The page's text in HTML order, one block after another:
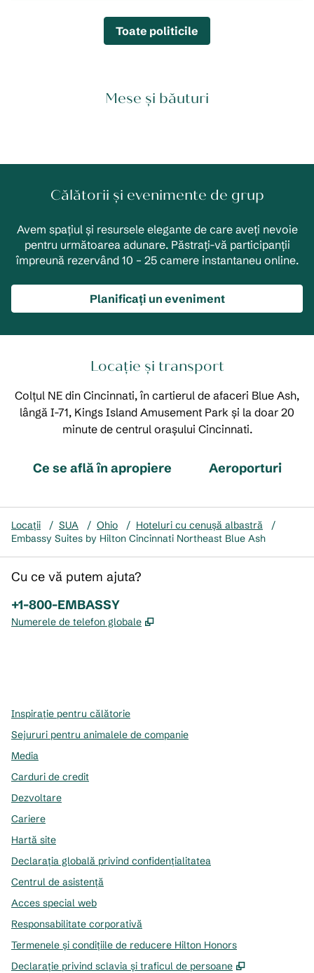
Toate politicile
Mese și băuturi
Călătorii și evenimente de grup
Avem spațiul și resursele elegante de care aveți nevoie
pentru următoarea adunare. Păstrați-vă participanții
împreună rezervând 10 – 25 camere instantaneu online.
Planificați un eveniment
Locație și transport
Colțul NE din Cincinnati, în cartierul de afaceri Blue Ash,
lângă I-71, Kings Island Amusement Park și la doar 20
minute de centrul orașului Cincinnati.
Ce se află în apropiere Aeroporturi
Locații / SUA / Ohio / Hoteluri cu cenușă albastră
/
Embassy Suites by Hilton Cincinnati Northeast Blue Ash
Cu ce vă putem ajuta?
Telefon:
+1-800-EMBASSY
Numerele de telefon globale ,
Inspirație pentru călătorie
Sejururi pentru animalele de companie
Media
Carduri de credit
Dezvoltare
Cariere
Hartă site
Declarația globală privind confidenţialitatea
Centrul de asistență
Acces special web
Responsabilitate corporativă
Termenele și condițiile de reducere Hilton Honors
Declarație privind sclavia și traficul de persoane
,